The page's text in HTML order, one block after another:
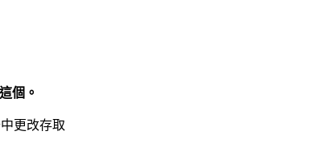
個。
更改存取